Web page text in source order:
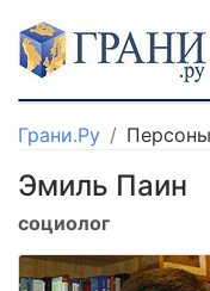
Грани.Ру Персоны
Эмиль Паин
социолог